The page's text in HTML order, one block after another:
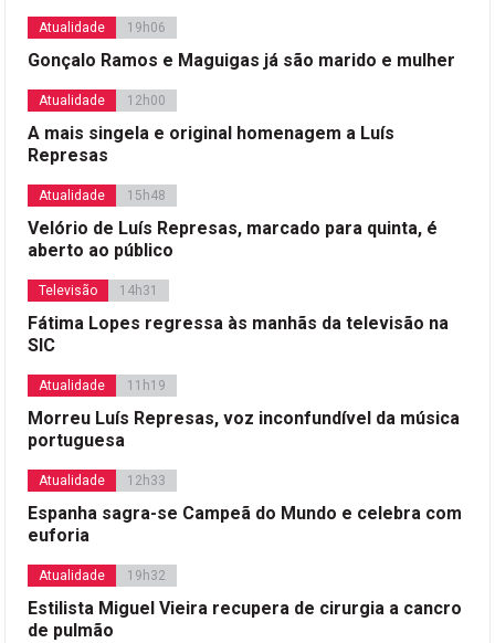
Atualidade 19h06
Gonçalo Ramos e Maguigas já são marido e mulher
Atualidade 12h00
A mais singela e original homenagem a Luís
Represas
Atualidade 15h48
Velório de Luís Represas, marcado para quinta, é
aberto ao público
Televisão 14h31
Fátima Lopes regressa às manhãs da televisão na
SIC
Atualidade 11h19
Morreu Luís Represas, voz inconfundível da música
portuguesa
Atualidade 12h33
Espanha sagra-se Campeã do Mundo e celebra com
euforia
Atualidade 19h32
Estilista Miguel Vieira recupera de cirurgia a cancro
de pulmão